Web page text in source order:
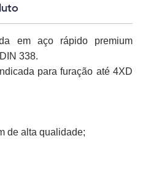
em aço rápido premium
338.
para furação até 4XD
de alta qualidade;